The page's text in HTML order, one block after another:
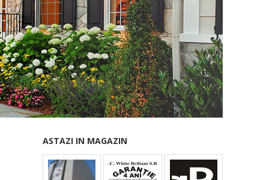
ASTAZI IN MAGAZIN